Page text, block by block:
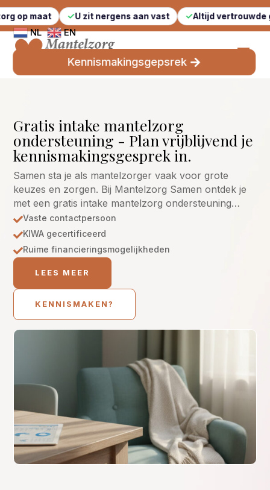
U zit nergens aan vast Altijd vertrouwde gezichten
NL EN
Kennismakingsgepsrek
Gratis intake mantelzorg
ondersteuning - Plan vrijblijvend je
kennismakingsgesprek in.
Samen sta je als mantelzorger vaak voor grote
keuzes en zorgen. Bij Mantelzorg Samen ontdek je
met een gratis intake mantelzorg ondersteuning…
Vaste contactpersoon
KIWA gecertificeerd
Ruime financieringsmogelijkheden
LEES MEER
KENNISMAKEN?